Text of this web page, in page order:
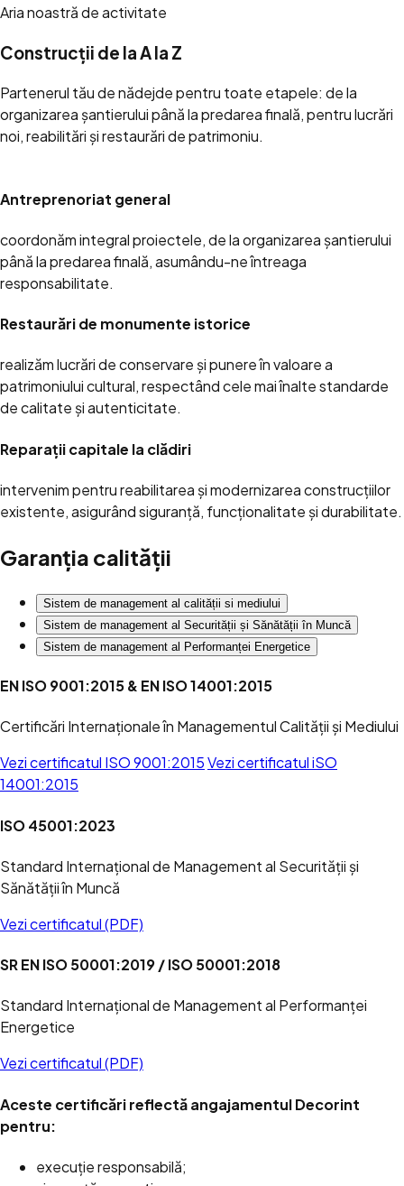
Aria noastră de activitate
Construcții de la A la Z
Partenerul tău de nădejde pentru toate etapele: de la
organizarea șantierului până la predarea finală, pentru lucrări
noi, reabilitări și restaurări de patrimoniu.
Antreprenoriat general
coordonăm integral proiectele, de la organizarea șantierului
până la predarea finală, asumându-ne întreaga
responsabilitate.
Restaurări de monumente istorice
realizăm lucrări de conservare și punere în valoare a
patrimoniului cultural, respectând cele mai înalte standarde
de calitate și autenticitate.
Reparații capitale la clădiri
intervenim pentru reabilitarea și modernizarea construcțiilor
existente, asigurând siguranță, funcționalitate și durabilitate.
Garanția calității
Sistem de management al calității si mediului
Sistem de management al Securității și Sănătății în Muncă
Sistem de management al Performanței Energetice
EN ISO 9001:2015 & EN ISO 14001:2015
Certificări Internaționale în Managementul Calității și Mediului
Vezi certificatul ISO 9001:2015Vezi certificatul iSO
14001:2015
ISO 45001:2023
Standard Internațional de Management al Securității și
Sănătății în Muncă
Vezi certificatul (PDF)
SR EN ISO 50001:2019 / ISO 50001:2018
Standard Internațional de Management al Performanței
Energetice
Vezi certificatul (PDF)
Aceste certificări reflectă angajamentul Decorint
pentru:
execuție responsabilă;